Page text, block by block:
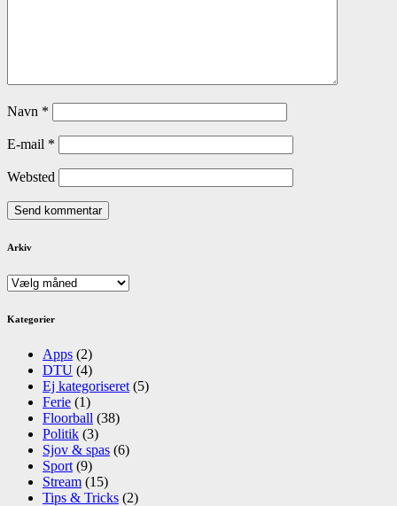
Navn *
E-mail *
Websted
Arkiv
Arkiv
Kategorier
Apps (2)
DTU (4)
Ej kategoriseret (5)
Ferie (1)
Floorball (38)
Politik (3)
Sjov & spas (6)
Sport (9)
Stream (15)
Tips & Tricks (2)